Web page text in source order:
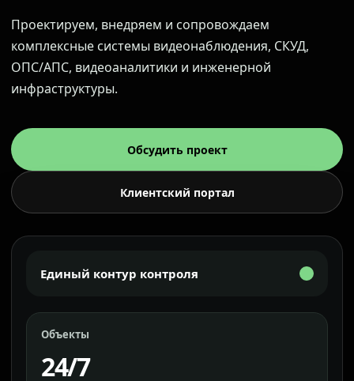
Проектируем, внедряем и сопровождаем
комплексные системы видеонаблюдения, СКУД,
ОПС/АПС, видеоаналитики и инженерной
инфраструктуры.
Обсудить проект
Клиентский портал
Единый контур контроля
Объекты
24/7